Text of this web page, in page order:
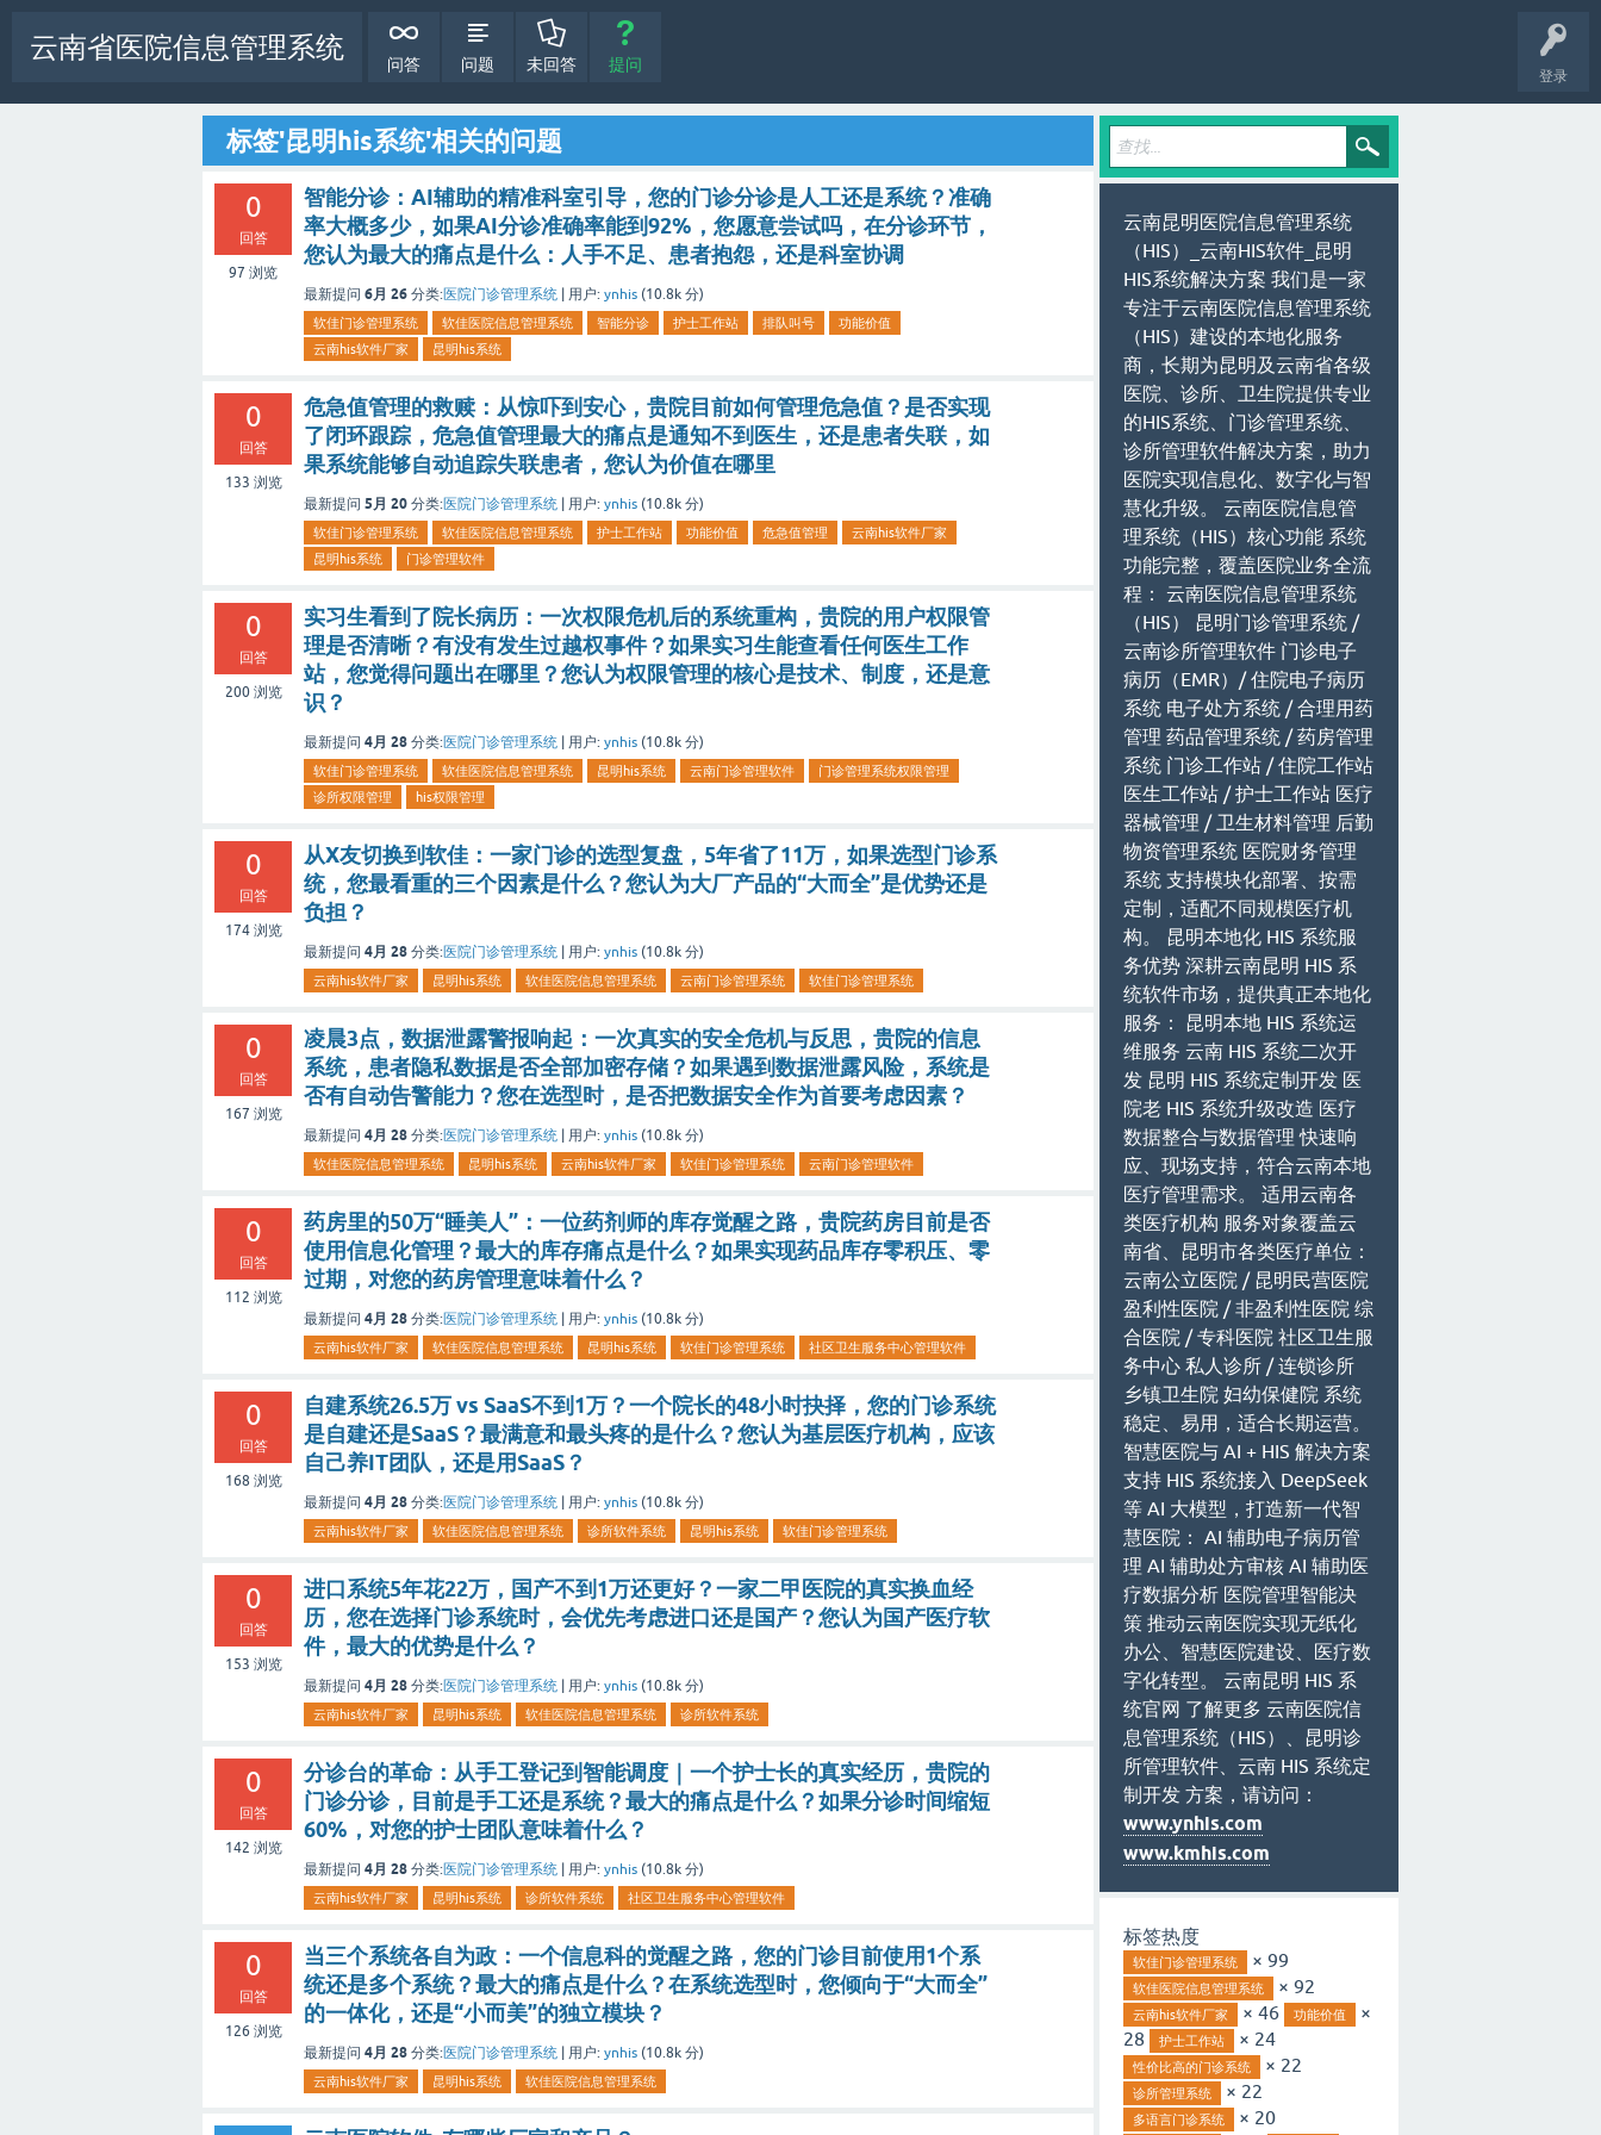
登录
云南省医院信息管理系统
问答 问题 未回答 提问
标签'昆明his系统'相关的问题
0
回答
97 浏览
智能分诊：AI辅助的精准科室引导，您的门诊分诊是人工还是系统？准确
率大概多少，如果AI分诊准确率能到92%，您愿意尝试吗，在分诊环节，
您认为最大的痛点是什么：人手不足、患者抱怨，还是科室协调
最新提问 6月 26 分类:医院门诊管理系统 用户: ynhis (10.8k 分)
软佳门诊管理系统 软佳医院信息管理系统 智能分诊 护士工作站 排队叫号
功能价值
云南his软件厂家
昆明his系统
0
回答
133 浏览
危急值管理的救赎：从惊吓到安心，贵院目前如何管理危急值？是否实现
了闭环跟踪，危急值管理最大的痛点是通知不到医生，还是患者失联，如
果系统能够自动追踪失联患者，您认为价值在哪里
最新提问 5月 20 分类:医院门诊管理系统 用户: ynhis (10.8k 分)
软佳门诊管理系统 软佳医院信息管理系统 护士工作站 功能价值 危急值管理
云南his软件厂家
昆明his系统
门诊管理软件
0
回答
200浏览
实习生看到了院长病历：一次权限危机后的系统重构，贵院的用户权限管
理是否清晰？有没有发生过越权事件？如果实习生能查看任何医生工作
站，您觉得问题出在哪里？您认为权限管理的核心是技术、制度，还是意
识？
最新提问 4月 28 分类:医院门诊管理系统 用户: ynhis (10.8k 分)
软佳门诊管理系统 软佳医院信息管理系统 昆明his系统 云南门诊管理软件
门诊管理系统权限管理
诊所权限管理
his权限管理
0
回答
174浏览
从X友切换到软佳：一家门诊的选型复盘，5年省了11万，如果选型门诊系
统，您最看重的三个因素是什么？您认为大厂产品的“大而全”是优势还是
负担？
最新提问 4月 28 分类:医院门诊管理系统 | 用户: ynhis (10.8k 分)
云南his软件厂家 昆明his系统 软佳医院信息管理系统 云南门诊管理系统 软佳门诊管理系统
0
回答
167 浏览
凌晨3点，数据泄露警报响起：一次真实的安全危机与反思，贵院的信息
系统，患者隐私数据是否全部加密存储？如果遇到数据泄露风险，系统是
否有自动告警能力？您在选型时，是否把数据安全作为首要考虑因素？
最新提问 4月 28 分类:医院门诊管理系统 | 用户: ynhis (10.8k 分)
软佳医院信息管理系统 昆明his系统 云南his软件厂家 软佳门诊管理系统 云南门诊管理软件
0
回答
112 浏览
药房里的50万“睡美人”：一位药剂师的库存觉醒之路，贵院药房目前是否
使用信息化管理？最大的库存痛点是什么？如果实现药品库存零积压、零
过期，对您的药房管理意味着什么？
最新提问 4月 28 分类:医院门诊管理系统 | 用户: ynhis (10.8k 分)
云南his软件厂家 软佳医院信息管理系统 昆明his系统 软佳门诊管理系统 社区卫生服务中心管理软件
0
回答
168 浏览
自建系统26.5万 vs SaaS不到1万？一个院长的48小时抉择，您的门诊系统
是自建还是SaaS？最满意和最头疼的是什么？您认为基层医疗机构，应该
自己养IT团队，还是用SaaS？
最新提问 4月 28 分类:医院门诊管理系统 | 用户: ynhis (10.8k 分)
云南his软件厂家 软佳医院信息管理系统 诊所软件系统 昆明his系统 软佳门诊管理系统
0
回答
153 浏览
进口系统5年花22万，国产不到1万还更好？一家二甲医院的真实换血经
历，您在选择门诊系统时，会优先考虑进口还是国产？您认为国产医疗软
件，最大的优势是什么？
最新提问 4月 28 分类:医院门诊管理系统 | 用户: ynhis (10.8k 分)
云南his软件厂家 昆明his系统 软佳医院信息管理系统 诊所软件系统
0
回答
142 浏览
分诊台的革命：从手工登记到智能调度｜一个护士长的真实经历，贵院的
门诊分诊，目前是手工还是系统？最大的痛点是什么？如果分诊时间缩短
60%，对您的护士团队意味着什么？
最新提问 4月 28 分类:医院门诊管理系统 | 用户: ynhis (10.8k 分)
云南his软件厂家 昆明his系统 诊所软件系统 社区卫生服务中心管理软件
0
回答
126 浏览
当三个系统各自为政：一个信息科的觉醒之路，您的门诊目前使用1个系
统还是多个系统？最大的痛点是什么？在系统选型时，您倾向于“大而全”
的一体化，还是“小而美”的独立模块？
最新提问 4月 28 分类:医院门诊管理系统 | 用户: ynhis (10.8k 分)
云南his软件厂家 昆明his系统 软佳医院信息管理系统
云南昆明医院信息管理系统
（HIS）_云南HIS软件_昆明
HIS系统解决方案 我们是一家
专注于云南医院信息管理系统
（HIS）建设的本地化服务
商，长期为昆明及云南省各级
医院、诊所、卫生院提供专业
的HIS系统、门诊管理系统、
诊所管理软件解决方案，助力
医院实现信息化、数字化与智
慧化升级。 云南医院信息管
理系统（HIS）核心功能 系统
功能完整，覆盖医院业务全流
程： 云南医院信息管理系统
（HIS） 昆明门诊管理系统 /
云南诊所管理软件 门诊电子
病历（EMR）/ 住院电子病历
系统 电子处方系统 / 合理用药
管理 药品管理系统 / 药房管理
系统 门诊工作站 / 住院工作站
医生工作站 / 护士工作站 医疗
器械管理 / 卫生材料管理 后勤
物资管理系统 医院财务管理
系统 支持模块化部署、按需
定制，适配不同规模医疗机
构。 昆明本地化 HIS 系统服
务优势 深耕云南昆明 HIS 系
统软件市场，提供真正本地化
服务： 昆明本地 HIS 系统运
维服务 云南 HIS 系统二次开
发 昆明 HIS 系统定制开发 医
院老 HIS 系统升级改造 医疗
数据整合与数据管理 快速响
应、现场支持，符合云南本地
医疗管理需求。 适用云南各
类医疗机构 服务对象覆盖云
南省、昆明市各类医疗单位：
云南公立医院 / 昆明民营医院
盈利性医院 / 非盈利性医院 综
合医院 / 专科医院 社区卫生服
务中心 私人诊所 / 连锁诊所
乡镇卫生院 妇幼保健院 系统
稳定、易用，适合长期运营。
智慧医院与 AI + HIS 解决方案
支持 HIS 系统接入 DeepSeek
等 AI 大模型，打造新一代智
慧医院： AI 辅助电子病历管
理 AI 辅助处方审核 AI 辅助医
疗数据分析 医院管理智能决
策 推动云南医院实现无纸化
办公、智慧医院建设、医疗数
字化转型。 云南昆明 HIS 系
统官网 了解更多 云南医院信
息管理系统（HIS）、昆明诊
所管理软件、云南 HIS 系统定
制开发 方案，请访问：
www.ynhis.com
www.kmhis.com
标签热度
软佳门诊管理系统 × 99
软佳医院信息管理系统 × 92
云南his软件厂家 × 46 功能价值
×
28
护士工作站 × 24
性价比高的门诊系统 × 22
诊所管理系统 × 22
多语言门诊系统
× 20